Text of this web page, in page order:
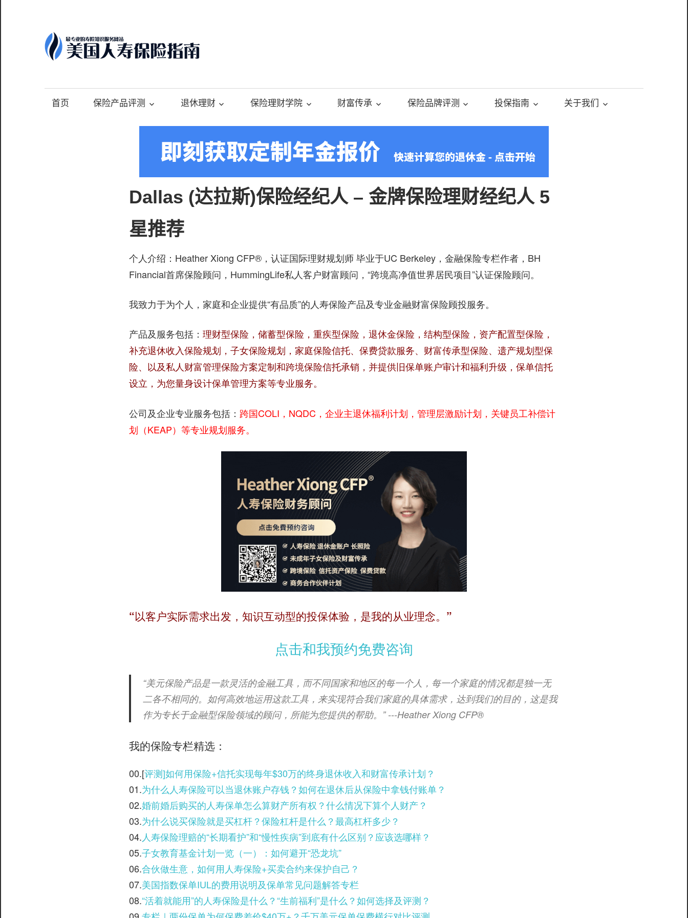
content
国
人
寿
保
指
©️
专
业
首页 保险产品评测 退休理财 保险理财学院 财富传承 保险品牌评测 投保指南 关于我们
Dallas (达拉斯)保险经纪人 – 金牌保险理财经纪人 5
星推荐
个人介绍： Heather Xiong CFP®️，认证国际理财规划师 毕业于UC Berkeley，金融保险专栏作者，BH
Financial首席保险顾问，HummingLife私人客户财富顾问，“跨境高净值世界居民项目”认证保险顾问。
我致力于为个人，家庭和企业提供“有品质”的人寿保险产品及专业金融财富保险顾投服务。
产品及服务包括： 理财型保险，储蓄型保险，重疾型保险，退休金保险，结构型保险，资产配置型保险，
补充退休收入保险规划，子女保险规划，家庭保险信托、保费贷款服务、财富传承型保险、遗产规划型保
险、以及私人财富管理保险方案定制和跨境保险信托承销，并提供旧保单账户审计和福利升级，保单信托
设立，为您量身设计保单管理方案等专业服务。
公司及企业专业服务包括： 跨国COLI，NQDC，企业主退休福利计划，管理层激励计划，关键员工补偿计
划（KEAP）等专业规划服务。
“以客户实际需求出发，知识互动型的投保体验，是我的从业理念。”
点击和我预约免费咨询
“美元保险产品是一款灵活的金融工具，而不同国家和地区的每一个人，每一个家庭的情况都是独一无
二各不相同的。如何高效地运用这款工具，来实现符合我们家庭的具体需求，达到我们的目的，这是我
作为专长于金融型保险领域的顾问，所能为您提供的帮助。” ---Heather Xiong CFP®️
我的保险专栏精选：
00.[评测]如何用保险+信托实现每年$30万的终身退休收入和财富传承计划？
01.为什么人寿保险可以当退休账户存钱？如何在退休后从保险中拿钱付账单？
02.婚前婚后购买的人寿保单怎么算财产所有权？什么情况下算个人财产？
03.为什么说买保险就是买杠杆？保险杠杆是什么？最高杠杆多少？
04.人寿保险理赔的“长期看护”和“慢性疾病”到底有什么区别？应该选哪样？
05.子女教育基金计划一览（一）：如何避开“恐龙坑”
06.合伙做生意，如何用人寿保险+买卖合约来保护自己？
07.美国指数保单IUL的费用说明及保单常见问题解答专栏
08.“活着就能用”的人寿保险是什么？“生前福利”是什么？如何选择及评测？